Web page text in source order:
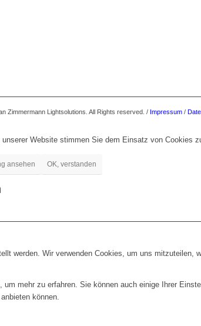
Zimmermann Lightsolutions. All Rights reserved. / Impressum /
unserer Website stimmen Sie dem Einsatz von Cookies
ansehen OK, verstanden
werden. Wir verwenden Cookies, um uns
mehr zu erfahren. Sie können auch einige Ihrer
können.